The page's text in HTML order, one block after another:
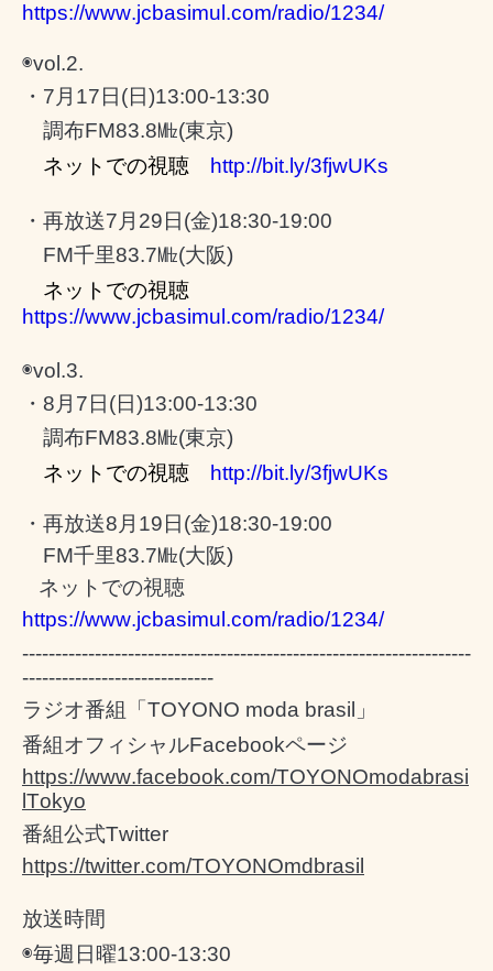
https://www.jcbasimul.com/radio/1234/
◉vol.2.
・ 7 月 17日(日)13:00-13:30
調布FM83.8㎒(東京)
ネットでの視聴 http://bit.ly/3fjwUKs
・再放送7 月 29日(金)18:30-19:00
FM千里83.7㎒(大阪)
ネットでの視聴
https://www.jcbasimul.com/radio/1234/
◉vol.3.
・ 8 月 7日(日)13:00-13:30
調布FM83.8㎒(東京)
ネットでの視聴 http://bit.ly/3fjwUKs
・再放送8 月 19 日 (金)18:30-19:00
FM千里83.7㎒(大阪)
ネットでの視聴
https://www.jcbasimul.com/radio/1234/
--------------------------------------------------------------------
-----------------------------
ラジオ番組「 TOYONO moda brasil 」
番組オフィシャルFacebookページ
https://www.facebook.com/TOYONOmodabrasi
lTokyo
番組公式Twitter
https://twitter.com/TOYONOmdbrasil
放送時間
◉毎週日曜13:00-13:30